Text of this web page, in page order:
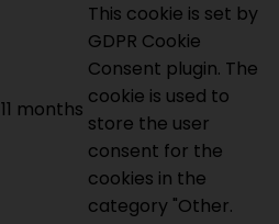
11 months
This cookie is set by
GDPR Cookie
Consent plugin. The
cookie is used to
store the user
consent for the
cookies in the
category "Other.